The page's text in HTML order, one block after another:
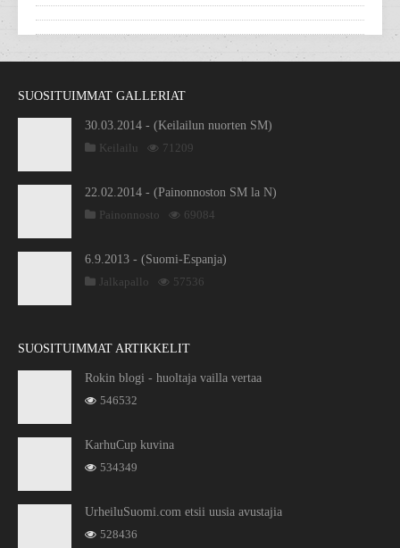
SUOSITUIMMAT GALLERIAT
30.03.2014 - (Keilailun nuorten SM)
Keilailu
71209
22.02.2014 - (Painonnoston SM la N)
Painonnosto
69084
6.9.2013 - (Suomi-Espanja)
Jalkapallo
57536
SUOSITUIMMAT ARTIKKELIT
Rokin blogi - huoltaja vailla vertaa
546532
KarhuCup kuvina
534349
UrheiluSuomi.com etsii uusia avustajia
528436